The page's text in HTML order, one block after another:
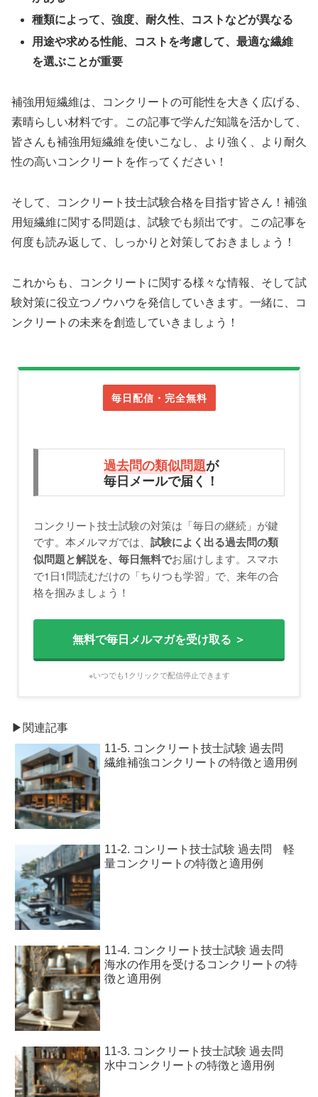
種類によって、強度、耐久性、コストなどが異なる
用途や求める性能、コストを考慮して、最適な繊維
を選ぶことが重要
補強用短繊維は、コンクリートの可能性を大きく広げる、
素晴らしい材料です。この記事で学んだ知識を活かして、
皆さんも補強用短繊維を使いこなし、より強く、より耐久
性の高いコンクリートを作ってください！
そして、コンクリート技士試験合格を目指す皆さん！補強
用短繊維に関する問題は、試験でも頻出です。この記事を
何度も読み返して、しっかりと対策しておきましょう！
これからも、コンクリートに関する様々な情報、そして試
験対策に役立つノウハウを発信していきます。一緒に、コ
ンクリートの未来を創造していきましょう！
毎日配信・完全無料
過去問の類似問題が
毎日メールで届く！
コンクリート技士試験の対策は「毎日の継続」が鍵
です。本メルマガでは、 試験によく出る過去問の類
似問題と解説を、毎日無料でお届けします。スマホ
で1日1問読むだけの「ちりつも学習」で、来年の合
格を掴みましょう！
無料で毎日メルマガを受け取る ＞
※いつでも1クリックで配信停止できます
▶関連記事
11-5. コンクリート技士試験 過去問
繊維補強コンクリートの特徴と適用例
11-2. コンリート技士試験 過去問 軽
量コンクリートの特徴と適用例
11-4. コンクリート技士試験 過去問
海水の作用を受けるコンクリートの特
徴と適用例
11-3. コンクリート技士試験 過去問
水中コンクリートの特徴と適用例